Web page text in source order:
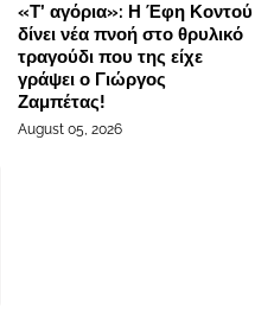
«Τ’ αγόρια»: Η Έφη Κοντού
δίνει νέα πνοή στο θρυλικό
τραγούδι που της είχε
γράψει ο Γιώργος
Ζαμπέτας!
August 05, 2026